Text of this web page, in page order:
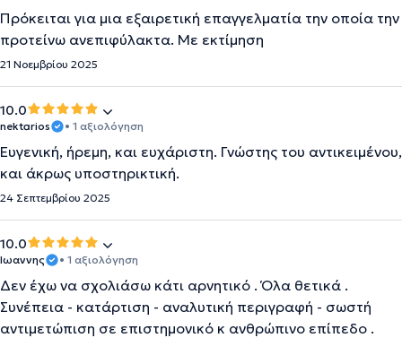
Πρόκειται για μια εξαιρετική επαγγελματία την οποία την
προτείνω ανεπιφύλακτα. Με εκτίμηση
21 Νοεμβρίου 2025
10.0
nektarios • 1 αξιολόγηση
Ευγενική, ήρεμη, και ευχάριστη. Γνώστης του αντικειμένου,
και άκρως υποστηρικτική.
24 Σεπτεμβρίου 2025
10.0
Ιωαννης • 1 αξιολόγηση
Δεν έχω να σχολιάσω κάτι αρνητικό . Όλα θετικά .
Συνέπεια - κατάρτιση - αναλυτική περιγραφή - σωστή
αντιμετώπιση σε επιστημονικό κ ανθρώπινο επίπεδο .